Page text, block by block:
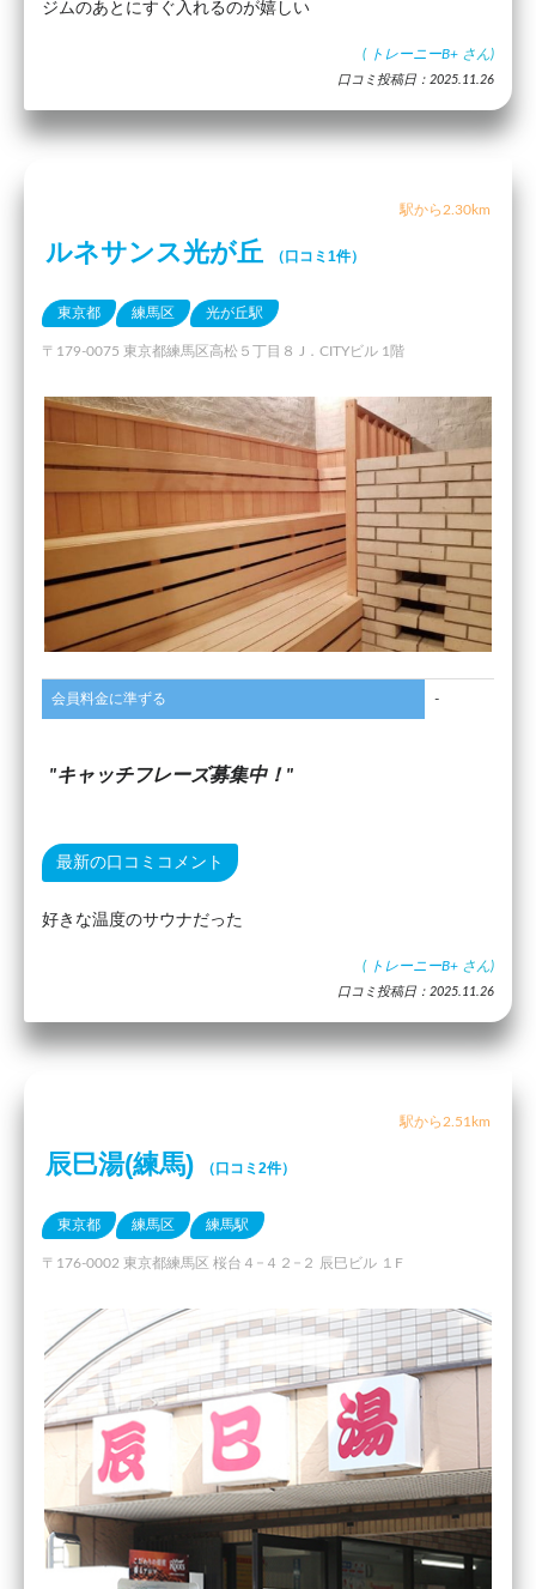
ジムのあとにすぐ入れるのが嬉しい
( トレーニーB+ さん)
口コミ投稿日：2025.11.26
駅から2.30km
ルネサンス光が丘 （口コミ1件）
東京都 練馬区 光が丘駅
〒179-0075 東京都練馬区高松５丁目８ J．CITYビル 1階
会員料金に準ずる -
キャッチフレーズ募集中！
最新の口コミコメント
好きな温度のサウナだった
( トレーニーB+ さん)
口コミ投稿日：2025.11.26
駅から2.51km
辰巳湯(練馬) （口コミ2件）
東京都 練馬区 練馬駅
〒176-0002 東京都練馬区 桜台４−４２−２ 辰巳ビル １F